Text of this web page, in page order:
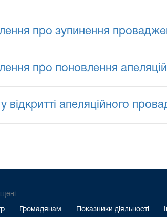
про зупинення
про поновлення
відкритті апеляційного
Громадянам Показники діяльності